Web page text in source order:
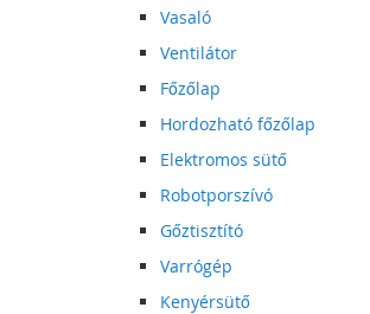
Vasaló
Ventilátor
Főzőlap
Hordozható főzőlap
Elektromos sütő
Robotporszívó
Gőztisztító
Varrógép
Kenyérsütő